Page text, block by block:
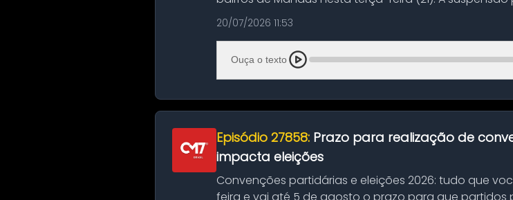
serviços de manuten...
20/07/2026 11:53
Ouça o texto
Episódio 27858: Prazo para realização de
impacta eleições
Convenções partidárias e eleições 2026: tudo que